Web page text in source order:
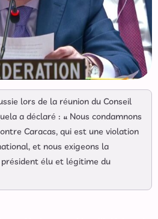
lors de la réunion du Conseil
a déclaré : « Nous condamnons
Caracas, qui est une violation
et nous exigeons la
élu et légitime du